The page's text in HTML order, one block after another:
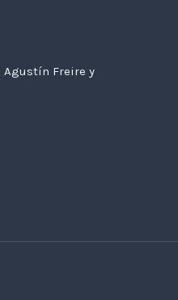
Agustín Freire y